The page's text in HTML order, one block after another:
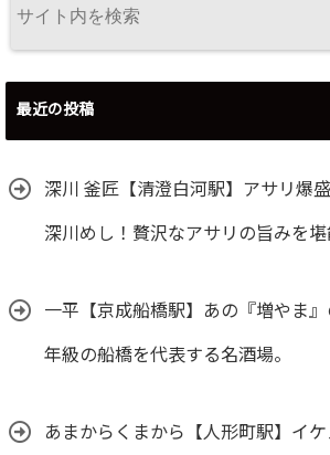
最近の投稿
深川 釜匠【清澄白河駅】アサリ爆
深川めし！贅沢なアサリの旨みを堪
一平【京成船橋駅】あの『増やま
年級の船橋を代表する名酒場。
あまからくまから【人形町駅】イ